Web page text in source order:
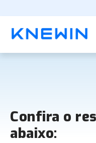
Confira o
abaixo: